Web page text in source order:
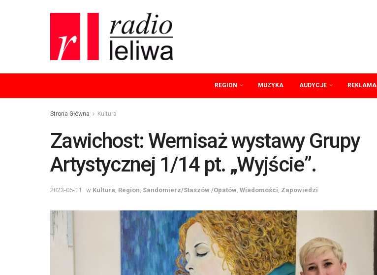
REGION MUZYKA AUDYCJE REKLAMA
Strona Główna Kultura
Zawichost: Wernisaż wystawy Grupy
Artystycznej 1/14 pt. „Wyjście”.
2023-05-11 w Kultura Region Sandomierz/Staszów /Opatów Wiadomości Zapowiedzi